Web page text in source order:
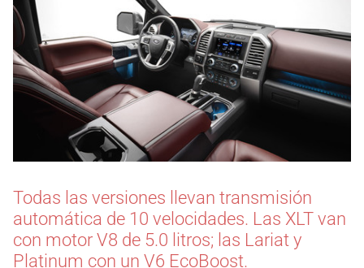
Todas las versiones llevan transmisión
automática de 10 velocidades. Las XLT van
con motor V8 de 5.0 litros; las Lariat y
Platinum con un V6 EcoBoost.